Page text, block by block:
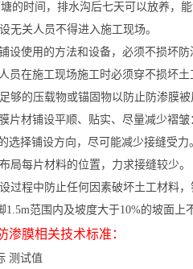
的时间，排水沟后七天可以放养，
无关人员不得进入施工现场。
设使用的方法和设备，必须不损坏防
员在施工现场施工时必须穿不损坏土
够的压载物或锚固物以防止防渗膜被
片材铺设平顺、贴实、尽量减少褶皱
择铺设方向，尽可能减少接缝受力
局每片材料的位置，力求接缝较少。
过程中防止任何因素破坏土工材料，
范围内及坡度大于10%的坡面上
渗膜相关技术标准：
测试值